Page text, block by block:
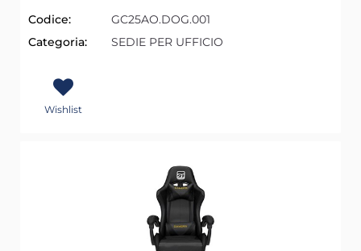
Codice:
GC25AO.DOG.001
Categoria:
SEDIE PER UFFICIO
Wishlist